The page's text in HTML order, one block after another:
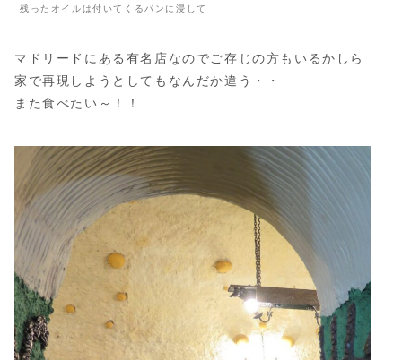
残ったオイルは付いてくるパンに浸して
マドリードにある有名店なのでご存じの方もいるかしら
家で再現しようとしてもなんだか違う・・
また食べたい～！！